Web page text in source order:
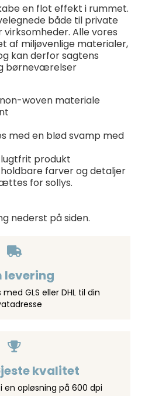
en flot effekt i rummet.
både til private
Alle vores
af miljøvenlige materialer,
kan derfor sagtens
børneværelser
woven materiale
med en blød svamp med
lugtfrit produkt
farver og detaljer
for sollys.
nederst på siden.
levering
GLS eller DHL til din
kvalitet
en opløsning på 600 dpi